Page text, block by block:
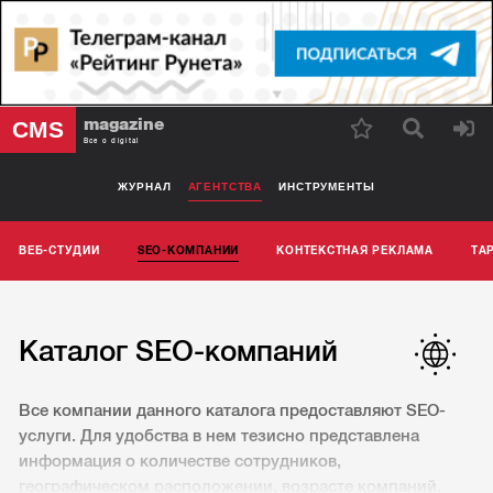
CMS magazine
Все о digital
ЖУРНАЛ АГЕНТСТВА ИНСТРУМЕНТЫ
ВЕБ-СТУДИИ SEO-КОМПАНИИ КОНТЕКСТНАЯ РЕКЛАМА
Каталог SEO-компаний
Все компании данного каталога предоставляют SEO-
услуги. Для удобства в нем тезисно представлена
информация о количестве сотрудников,
географическом расположении, возрасте компаний,